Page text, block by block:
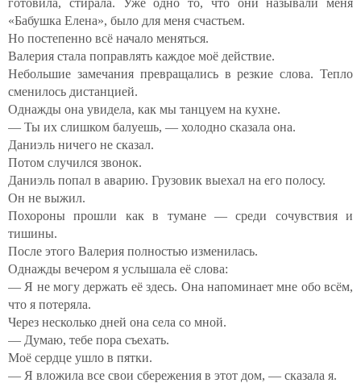
готовила, стирала. Уже одно то, что они называли меня
«Бабушка Елена», было для меня счастьем.
Но постепенно всё начало меняться.
Валерия стала поправлять каждое моё действие.
Небольшие замечания превращались в резкие слова. Тепло
сменилось дистанцией.
Однажды она увидела, как мы танцуем на кухне.
— Ты их слишком балуешь, — холодно сказала она.
Даниэль ничего не сказал.
Потом случился звонок.
Даниэль попал в аварию. Грузовик выехал на его полосу.
Он не выжил.
Похороны прошли как в тумане — среди сочувствия и
тишины.
После этого Валерия полностью изменилась.
Однажды вечером я услышала её слова:
— Я не могу держать её здесь. Она напоминает мне обо всём,
что я потеряла.
Через несколько дней она села со мной.
— Думаю, тебе пора съехать.
Моё сердце ушло в пятки.
— Я вложила все свои сбережения в этот дом, — сказала я.